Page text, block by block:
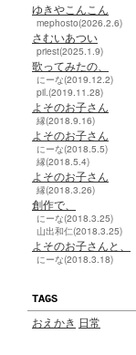
ゆきやこんこん
mephosto(2026.2.6)
さむいあつい
priest(2025.1.9)
歌ってみたの、
にーな(2019.12.2)
pil.(2019.11.28)
よそのお子さん
縁(2018.9.16)
よそのお子さん
にーな(2018.5.5)
縁(2018.5.4)
よそのお子さん
縁(2018.3.26)
創作で、
にーな(2018.3.25)
山出和仁(2018.3.25)
よそのお子さんと、
にーな(2018.3.18)
TAGS
おえかき 日常